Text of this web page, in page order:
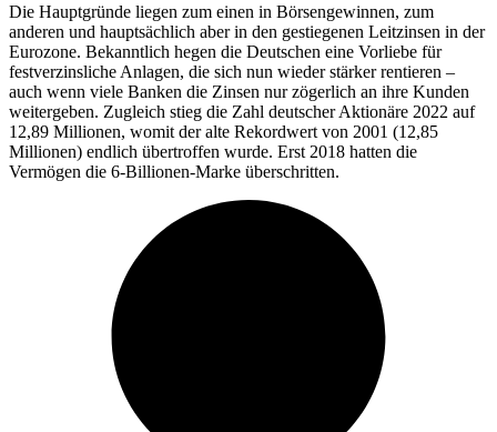
Die Hauptgründe liegen zum einen in Börsengewinnen, zum
anderen und hauptsächlich aber in den gestiegenen Leitzinsen in der
Eurozone. Bekanntlich hegen die Deutschen eine Vorliebe für
festverzinsliche Anlagen, die sich nun wieder stärker rentieren –
auch wenn viele Banken die Zinsen nur zögerlich an ihre Kunden
weitergeben. Zugleich stieg die Zahl deutscher Aktionäre 2022 auf
12,89 Millionen, womit der alte Rekordwert von 2001 (12,85
Millionen) endlich übertroffen wurde. Erst 2018 hatten die
Vermögen die 6-Billionen-Marke überschritten.